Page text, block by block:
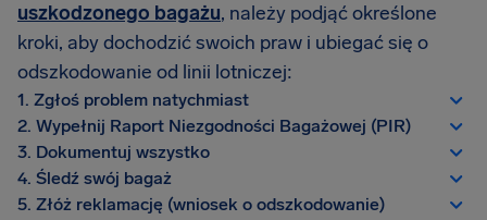
uszkodzonego bagażu, należy podjąć określone
kroki, aby dochodzić swoich praw i ubiegać się o
odszkodowanie od linii lotniczej:
1. Zgłoś problem natychmiast
2. Wypełnij Raport Niezgodności Bagażowej (PIR)
3. Dokumentuj wszystko
4. Śledź swój bagaż
5. Złóż reklamację (wniosek o odszkodowanie)